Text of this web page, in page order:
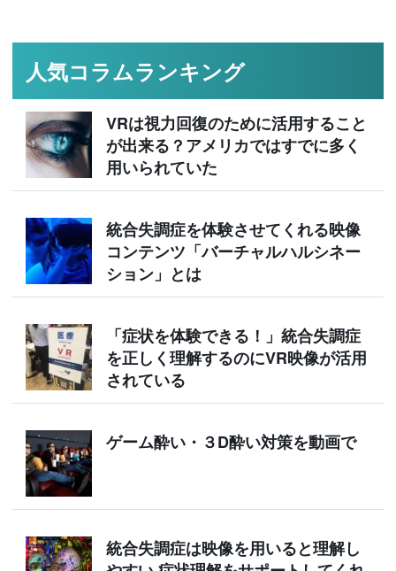
人気コラムランキング
VRは視力回復のために活用すること
が出来る？アメリカではすでに多く
用いられていた
統合失調症を体験させてくれる映像
コンテンツ「バーチャルハルシネー
ション」とは
「症状を体験できる！」統合失調症
を正しく理解するのにVR映像が活用
されている
ゲーム酔い・３D酔い対策を動画で
統合失調症は映像を用いると理解し